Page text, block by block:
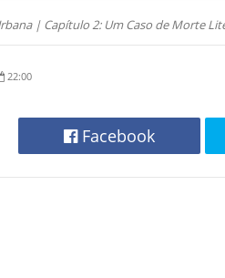
| Capítulo 2: Um Caso de Morte
22:00
Facebook